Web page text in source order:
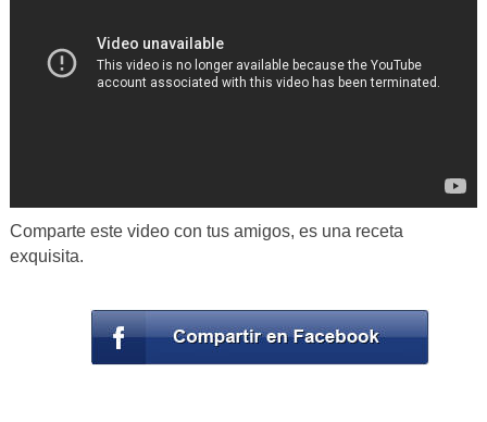
Comparte este video con tus amigos, es una receta
exquisita.